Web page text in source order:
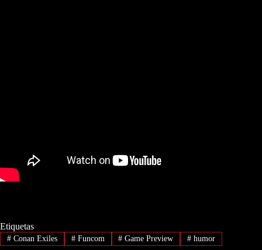
Etiquetas
#Conan Exiles #Funcom # Game Preview # humor